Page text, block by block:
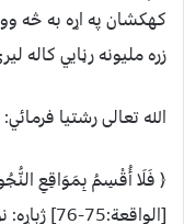
کهکشان په اړه به څه
زره ملیونه رڼايي کاله
الله تعالی رشتیا فرمائي:
﴿ فَلَا أُقْسِمُ بِمَوَاقِعِ